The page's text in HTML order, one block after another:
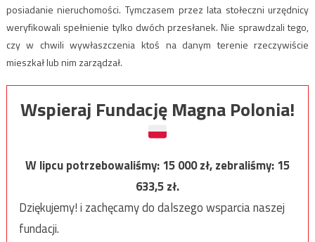
posiadanie nieruchomości. Tymczasem przez lata stołeczni urzędnicy
weryfikowali spełnienie tylko dwóch przesłanek. Nie sprawdzali tego,
czy w chwili wywłaszczenia ktoś na danym terenie rzeczywiście
mieszkał lub nim zarządzał.
Wspieraj Fundację Magna Polonia!
W lipcu potrzebowaliśmy:15 000zł, zebraliśmy:15
633,5zł.
Dziękujemy! i zachęcamy do dalszego wsparcia naszej
fundacji.